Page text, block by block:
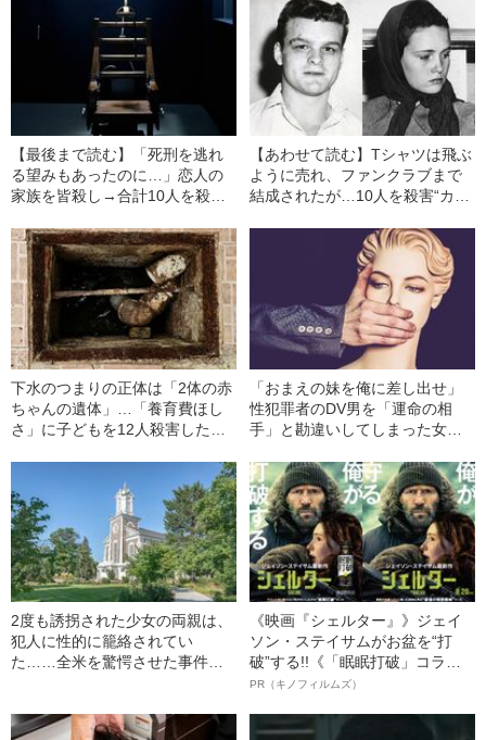
【最後まで読む】「死刑を逃れ
る望みもあったのに…」恋人の
家族を皆殺し→合計10人を殺害
後の失敗』（海外の事件・1958
年）
【あわせて読む】Tシャツは飛ぶ
ように売れ、ファンクラブまで
結成されたが…10人を殺害“カリ
「悲惨すぎる末路」（海外の事
下水のつまりの正体は「2体の赤
ちゃんの遺体」…「養育費ほし
さ」に子どもを12人殺害した
「おまえの妹を俺に差し出せ」
性犯罪者のDV男を「運命の相
手」と勘違いしてしまった女性
2度も誘拐された少女の両親は、
犯人に性的に籠絡されてい
た……全米を驚愕させた事件と
《映画『シェルター』》ジェイ
ソン・ステイサムがお盆を“打
破”する!!《「眠眠打破」コラ
ボ》
PR（キノフィルムズ）